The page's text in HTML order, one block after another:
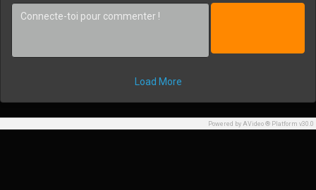
Load More
Powered by AVideo ® Platform v30.0